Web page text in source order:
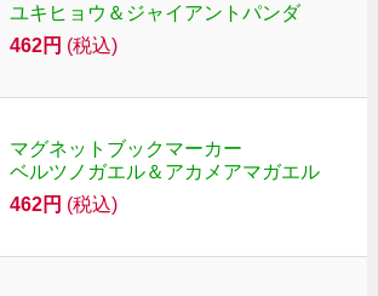
ユキヒョウ＆ジャイアントパンダ
462円 (税込)
マグネットブックマーカー
ベルツノガエル＆アカメアマガエル
462円 (税込)